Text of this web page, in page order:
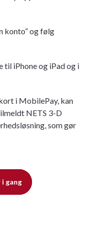
konto” og følg
til iPhone og iPad og i
i MobilePay, kan
NETS 3-D
som gør
gang